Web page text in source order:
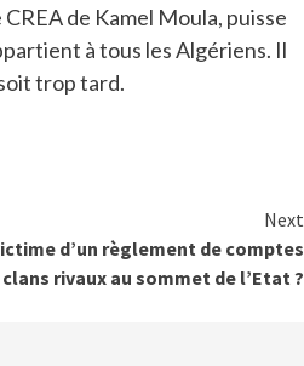
de Kamel Moula, puisse
à tous les Algériens. Il
trop tard.
Next
d’un règlement de comptes
rivaux au sommet de l’Etat ?